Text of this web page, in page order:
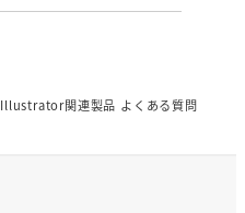
Illustrator関連製品 よくある質問